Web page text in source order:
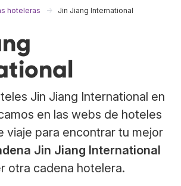
hoteleras Jin Jiang International
Jin Jiang International en
en las webs de hoteles
viaje para encontrar tu mejor
Jin Jiang International
otra cadena hotelera.